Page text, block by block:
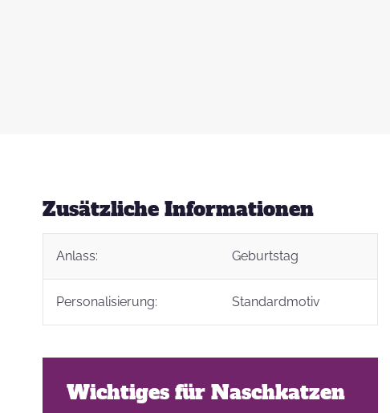
Zusätzliche Informationen
Anlass: Geburtstag
Personalisierung: Standardmotiv
Wichtiges für Naschkatzen